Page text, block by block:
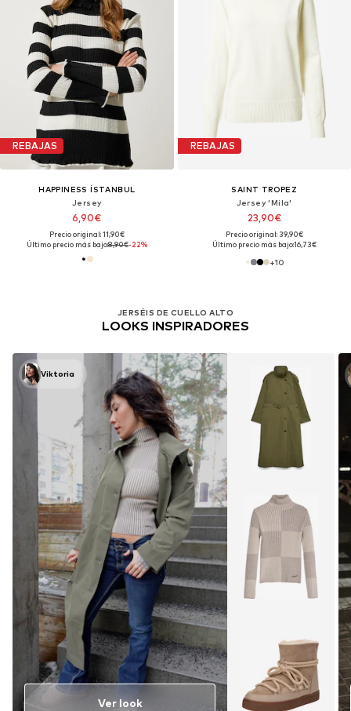
REBAJAS
HAPPINESS İSTANBUL
Jersey
6,90€
Precio original: 11,90€
Último precio más bajo:8,90€-22%
REBAJAS
SAINT TROPEZ
Jersey 'Mila'
23,90€
Precio original: 39,90€
Último precio más bajo:16,73€
+10
JERSÉIS DE CUELLO ALTO
LOOKS INSPIRADORES
Viktoria
Ver look